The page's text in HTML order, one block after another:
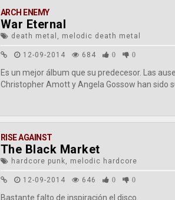
ARCH ENEMY
War Eternal
death metal, melodic death metal
12-09-2014 684 0 0
Es un mejor álbum que su predecesor. Las
Christopher Amott y Angela Gossow han sido
RISE AGAINST
The Black Market
hardcore punk, melodic hardcore
12-09-2014 646 0 0
Bastante falto de inspiración el disco.